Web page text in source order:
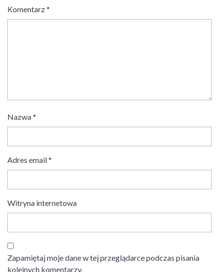
Komentarz*
Nazwa*
Adres email*
Witryna internetowa
Zapamiętaj moje dane w tej przeglądarce podczas pisania
kolejnych komentarzy.